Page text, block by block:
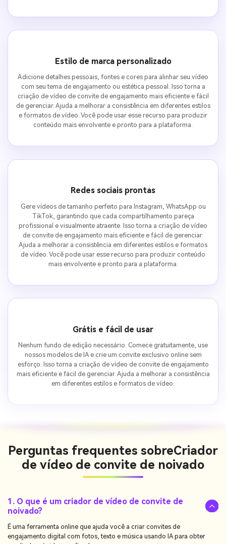
Estilo de marca personalizado
Adicione detalhes pessoais, fontes e cores para alinhar seu vídeo
com seu tema de engajamento ou estética pessoal. Isso torna a
criação de vídeo de convite de engajamento mais eficiente e fácil
de gerenciar. Ajuda a melhorar a consistência em diferentes estilos
e formatos de vídeo. Você pode usar esse recurso para produzir
conteúdo mais envolvente e pronto para a plataforma.
Redes sociais prontas
Gere vídeos de tamanho perfeito para Instagram, WhatsApp ou
TikTok, garantindo que cada compartilhamento pareça
profissional e visualmente atraente. Isso torna a criação de vídeo
de convite de engajamento mais eficiente e fácil de gerenciar.
Ajuda a melhorar a consistência em diferentes estilos e formatos
de vídeo. Você pode usar esse recurso para produzir conteúdo
mais envolvente e pronto para a plataforma.
Grátis e fácil de usar
Nenhum fundo de edição necessário. Comece gratuitamente, use
nossos modelos de IA e crie um convite exclusivo online sem
esforço. Isso torna a criação de vídeo de convite de engajamento
mais eficiente e fácil de gerenciar. Ajuda a melhorar a consistência
em diferentes estilos e formatos de vídeo.
Perguntas frequentes sobreCriador
de vídeo de convite de noivado
1. O que é um criador de vídeo de convite de
noivado?
É uma ferramenta online que ajuda você a criar convites de
engajamento digital com fotos, texto e música usando IA para obter